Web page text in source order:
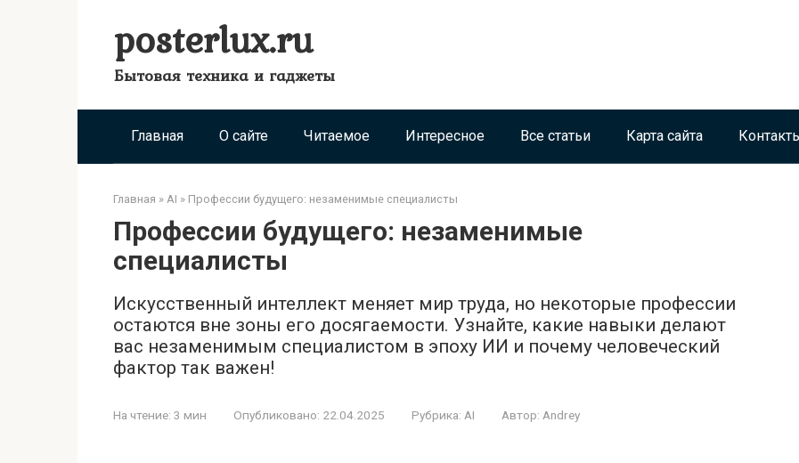
posterlux.ru
Бытовая техника и гаджеты
Главная О сайте Читаемое Интересное Все статьи Карта сайта
Главная » AI » Профессии будущего: незаменимые специалисты
Профессии будущего: незаменимые
специалисты
Искусственный интеллект меняет мир труда, но некоторые профессии
остаются вне зоны его досягаемости. Узнайте, какие навыки делают
вас незаменимым специалистом в эпоху ИИ и почему человеческий
фактор так важен!
На чтение: 3 мин Опубликовано: 22.04.2025 Рубрика: AI Автор: Andrey